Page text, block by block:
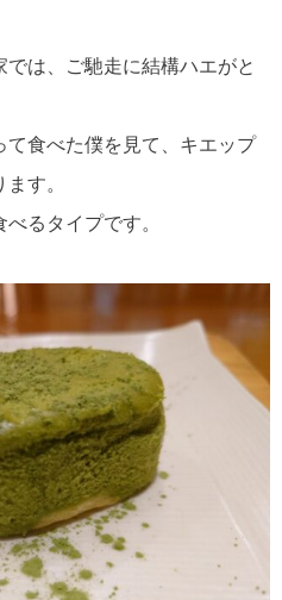
は、ご馳走に結構ハエがと
食べた僕を見て、キエップ
す。
るタイプです。